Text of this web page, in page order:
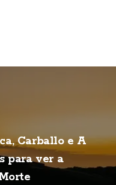
Carballo e A
para ver a